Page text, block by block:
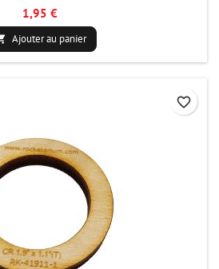
1,95 €
Ajouter au panier
favorite_border